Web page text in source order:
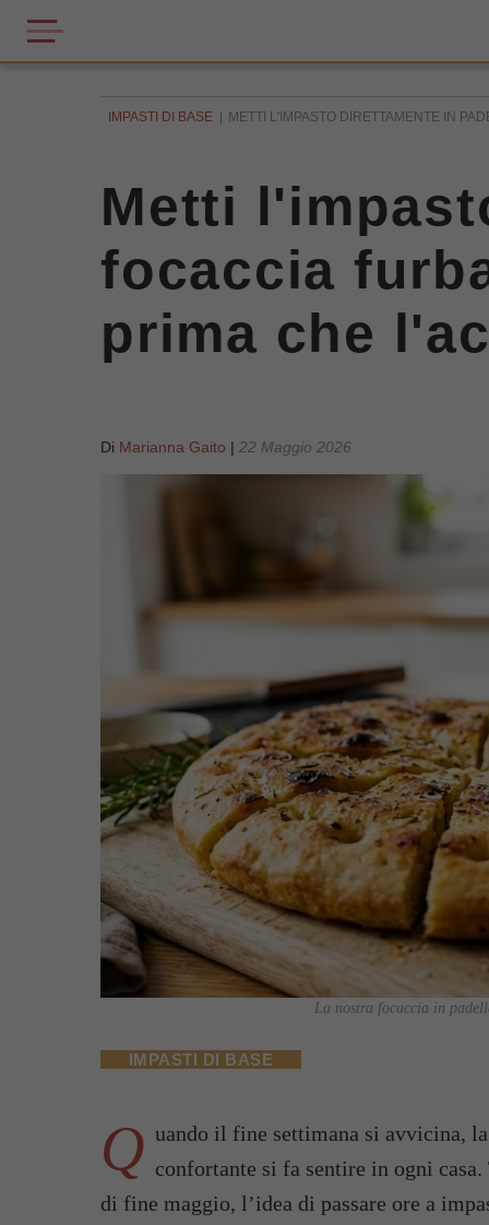
IMPASTI DI BASE METTI L'IMPASTO DIRETTAMENTE IN
Metti
focaccia
prima che
Di Marianna Gaito | 22 Maggio 2026
La nostra focaccia in
IMPASTI DI BASE
Q uando il fine settimana si avvicina,
confortante si fa sentire in ogni
di fine maggio, l’idea di passare ore a